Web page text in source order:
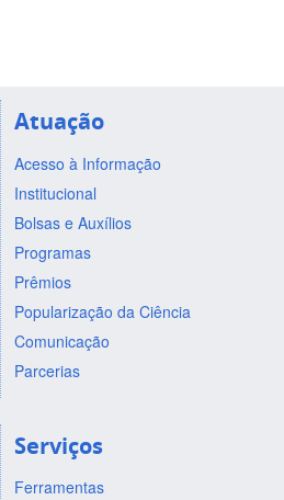
Atuação
Acesso à Informação
Institucional
Bolsas e Auxílios
Programas
Prêmios
Popularização da Ciência
Comunicação
Parcerias
Serviços
Ferramentas